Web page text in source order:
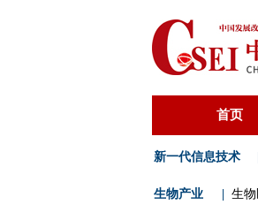
首页
新一代信息技术
生物产业 生